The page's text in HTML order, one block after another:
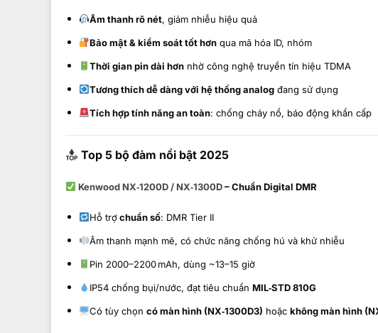
Âm thanh rõ nét, giảm nhiễu hiệu quả
Bảo mật & kiểm soát tốt hơn qua mã hóa ID, nhóm
Thời gian pin dài hơn nhờ công nghệ truyền tín hiệu TDMA
Tương thích dễ dàng với hệ thống analog đang sử dụng
Tích hợp tính năng an toàn: chống cháy nổ, báo động khẩn cấp
Top 5 bộ đàm nổi bật 2025
Kenwood NX‑1200D / NX‑1300D– Chuẩn Digital DMR
Hỗ trợchuẩn số: DMR Tier II
Âm thanh mạnh mẽ, có chức năng chống hú và khử nhiễu
Pin 2000–2200 mAh, dùng ~13–15 giờ
IP54 chống bụi/nước, đạt tiêu chuẩnMIL‑STD 810G
Có tùy chọncó màn hình (NX‑1300D3) hoặckhông màn hình